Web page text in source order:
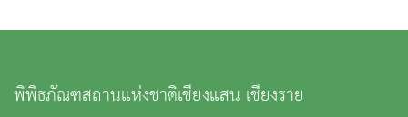
พิพิธภัณฑสถานแห่งชาติเชียงแสน เชียงราย